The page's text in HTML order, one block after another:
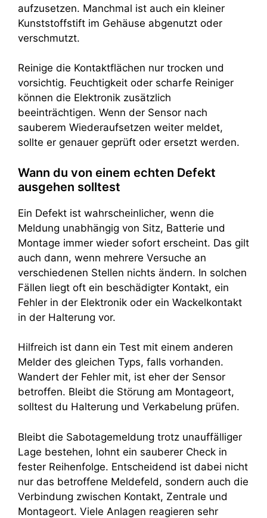
aufzusetzen. Manchmal ist auch ein kleiner
Kunststoffstift im Gehäuse abgenutzt oder
verschmutzt.
Reinige die Kontaktflächen nur trocken und
vorsichtig. Feuchtigkeit oder scharfe Reiniger
können die Elektronik zusätzlich
beeinträchtigen. Wenn der Sensor nach
sauberem Wiederaufsetzen weiter meldet,
sollte er genauer geprüft oder ersetzt werden.
Wann du von einem echten Defekt
ausgehen solltest
Ein Defekt ist wahrscheinlicher, wenn die
Meldung unabhängig von Sitz, Batterie und
Montage immer wieder sofort erscheint. Das gilt
auch dann, wenn mehrere Versuche an
verschiedenen Stellen nichts ändern. In solchen
Fällen liegt oft ein beschädigter Kontakt, ein
Fehler in der Elektronik oder ein Wackelkontakt
in der Halterung vor.
Hilfreich ist dann ein Test mit einem anderen
Melder des gleichen Typs, falls vorhanden.
Wandert der Fehler mit, ist eher der Sensor
betroffen. Bleibt die Störung am Montageort,
solltest du Halterung und Verkabelung prüfen.
Bleibt die Sabotagemeldung trotz unauffälliger
Lage bestehen, lohnt ein sauberer Check in
fester Reihenfolge. Entscheidend ist dabei nicht
nur das betroffene Meldefeld, sondern auch die
Verbindung zwischen Kontakt, Zentrale und
Montageort. Viele Anlagen reagieren sehr